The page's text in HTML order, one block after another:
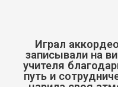
Играл
записывали на
учителя
путь и